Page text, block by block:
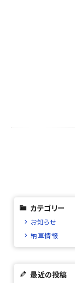
カテゴリー
お知らせ
納車情報
最近の投稿